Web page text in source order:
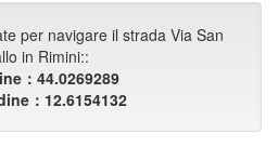
per navigare il strada Via San
in Rimini::
：44.0269289
：12.6154132